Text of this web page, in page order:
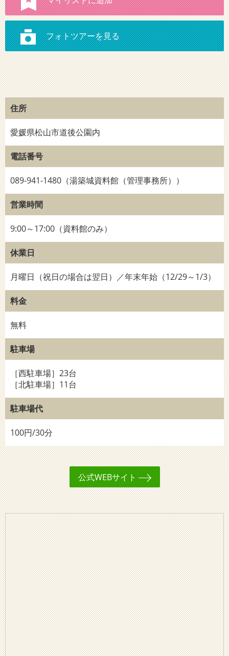
住所
愛媛県松山市道後公園内
電話番号
089-941-1480（湯築城資料館（管理事務所））
営業時間
9:00～17:00（資料館のみ）
休業日
月曜日（祝日の場合は翌日）／年末年始（12/29～1/3）
料金
無料
駐車場
［西駐車場］23台
［北駐車場］11台
駐車場代
100円/30分
公式WEBサイト